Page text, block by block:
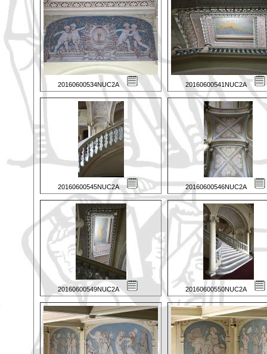
20160600534NUC2A 20160600541NUC2A
20160600545NUC2A 20160600546NUC2A
20160600549NUC2A 20160600550NUC2A